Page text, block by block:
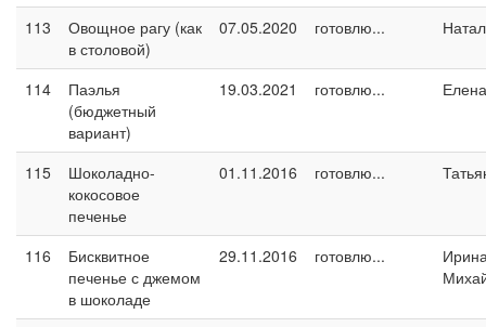
113
Овощное рагу (как
в столовой)
07.05.2020 готовлю...
114
Паэлья
(бюджетный
вариант)
19.03.2021 готовлю... Елена
115
Шоколадно-
кокосовое
печенье
01.11.2016 готовлю...
116
Бисквитное
печенье с джемом
в шоколаде
29.11.2016 готовлю...